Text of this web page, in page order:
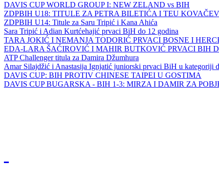
DAVIS CUP WORLD GROUP I: NEW ZELAND vs BIH
ZDPBIH U18: TITULE ZA PETRA BILETIĆA I TEU
ZDPBIH U14: Titule za Saru Tripić i Kana Ahića
Sara Tripić i Adian Kurtćehajić prvaci BiH do 12 godina
TARA JOKIĆ I NEMANJA TODORIĆ PRVACI BOSNE I
EDA-LARA ŠAĆIROVIĆ I MAHIR BUTKOVIĆ PRVACI BIH
ATP Challenger titula za Damira Džumhura
Amar Silajdžić i Anastasija Ignjatić juniorski prvaci BiH u kategoriji
DAVIS CUP: BIH PROTIV CHINESE TAIPEI U GOSTIMA
DAVIS CUP BUGARSKA - BIH 1-3: MIRZA I DAMIR ZA